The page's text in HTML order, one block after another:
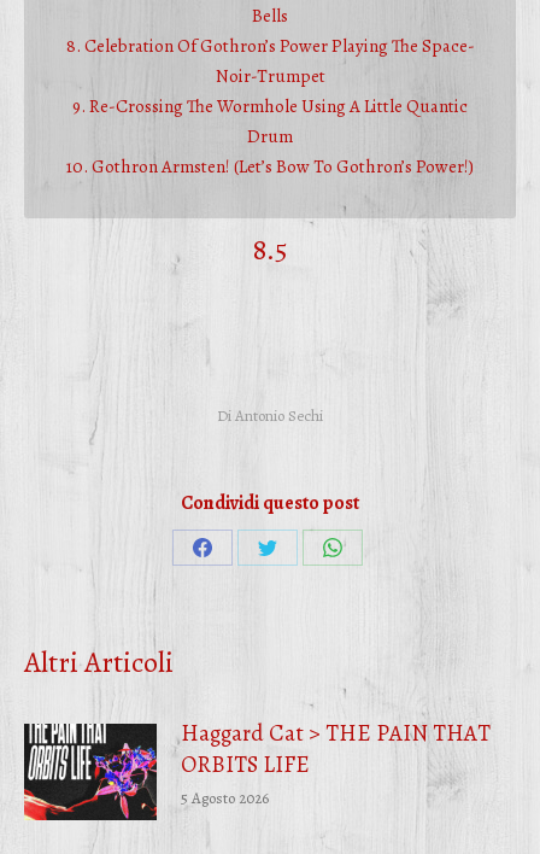
Bells
8. Celebration Of Gothron’s Power Playing The Space-
Noir-Trumpet
9. Re-Crossing The Wormhole Using A Little Quantic
Drum
10. Gothron Armsten! (Let’s Bow To Gothron’s Power!)
8.5
DiAntonio Sechi
Condividi questo post
CondividiCondividiCondividi
Altri Articoli
Haggard Cat > THE PAIN THAT
ORBITS LIFE
5 Agosto 2026